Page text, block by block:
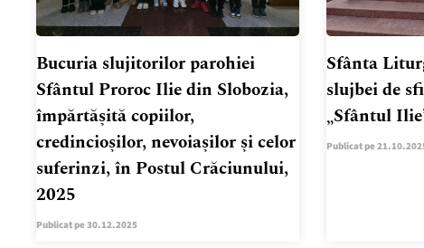
Bucuria slujitorilor parohiei
Sfântul Proroc Ilie din Slobozia,
împărtășită copiilor,
credincioșilor, nevoiașilor și celor
suferinzi, în Postul Crăciunului,
2025
Publicat pe 30.12.2025
Sfânta
slujbei de
„Sfântul
Publicat pe